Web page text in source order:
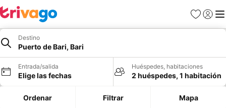
Favoritos
Iniciar
Destino
Puerto de Bari, Bari
Entrada/salida
Elige las fechas
Huéspedes, habitaciones
2 huéspedes, 1 habitación
Ordenar Filtrar Mapa